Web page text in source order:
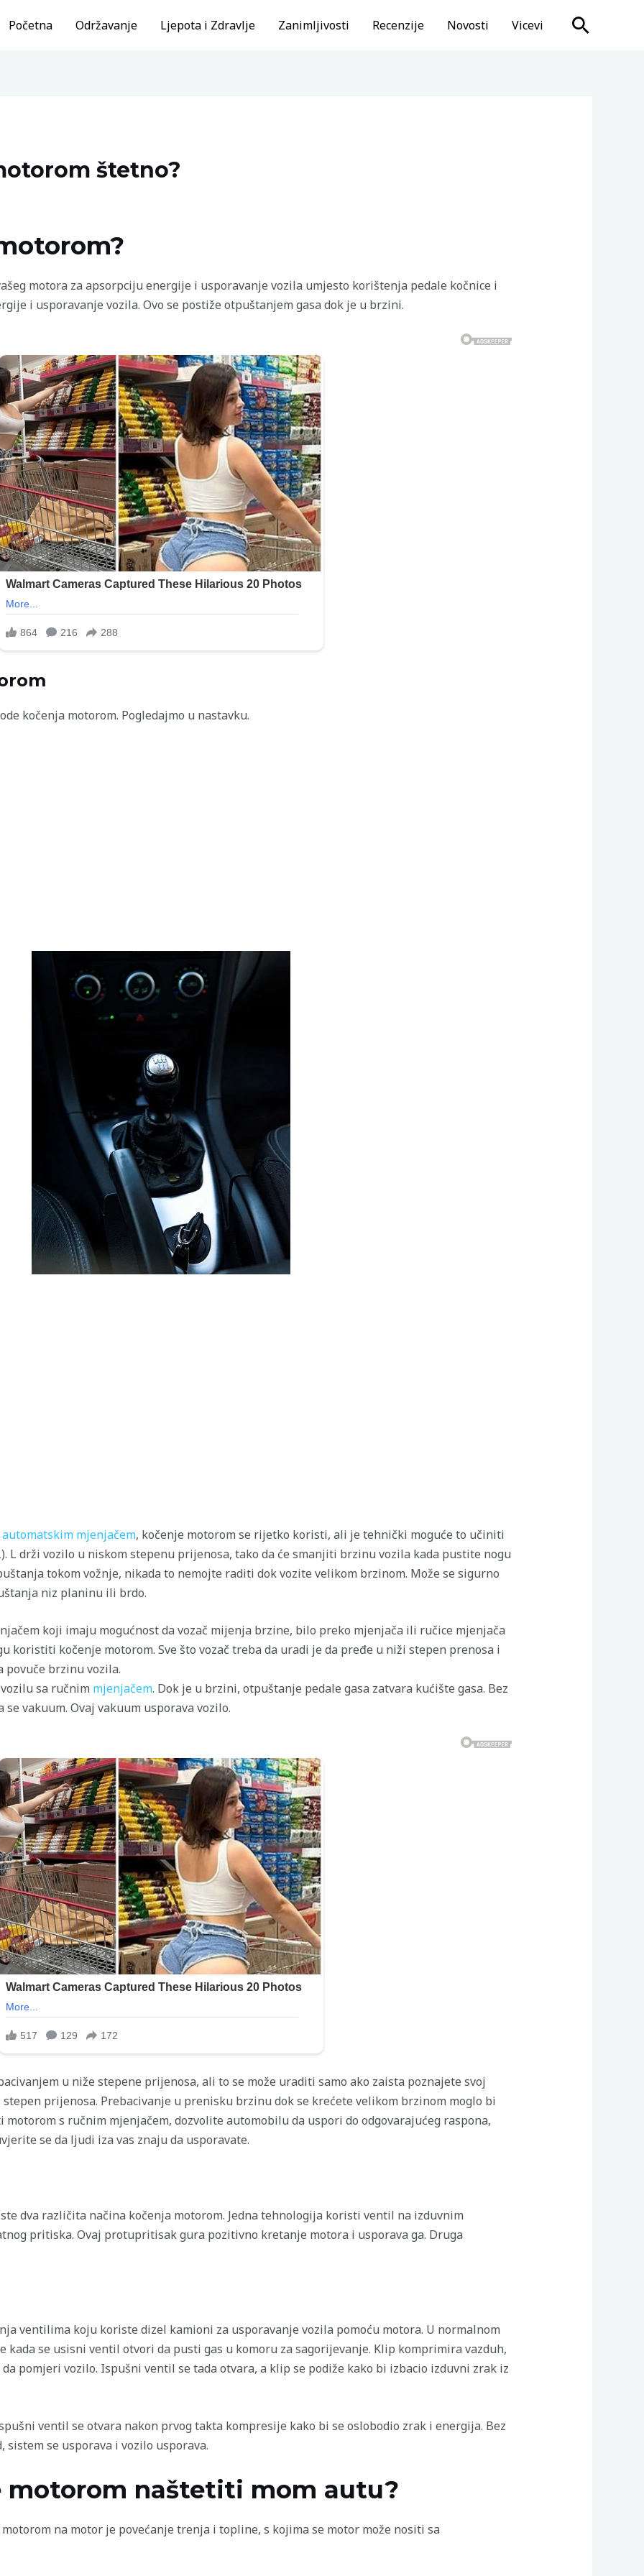
Početna Održavanje Ljepota i Zdravlje Zanimljivosti Recenzije Novosti Vicevi Search
štetno?
motora za apsorpciju energije i usporavanje vozila umjesto korištenja pedale kočnice i
i usporavanje vozila. Ovo se postiže otpuštanjem gasa dok je u brzini.
kočenja motorom. Pogledajmo u nastavku.
automatskim mjenjačem, kočenje motorom se rijetko koristi, ali je tehnički moguće to učiniti
L drži vozilo u niskom stepenu prijenosa, tako da će smanjiti brzinu vozila kada pustite nogu
tokom vožnje, nikada to nemojte raditi dok vozite velikom brzinom. Može se sigurno
niz planinu ili brdo.
koji imaju mogućnost da vozač mijenja brzine, bilo preko mjenjača ili ručice mjenjača
koristiti kočenje motorom. Sve što vozač treba da uradi je da pređe u niži stepen prenosa i
povuče brzinu vozila.
sa ručnim mjenjačem. Dok je u brzini, otpuštanje pedale gasa zatvara kućište gasa. Bez
vakuum. Ovaj vakuum usporava vozilo.
u niže stepene prijenosa, ali to se može uraditi samo ako zaista poznajete svoj
prijenosa. Prebacivanje u prenisku brzinu dok se krećete velikom brzinom moglo bi
motorom s ručnim mjenjačem, dozvolite automobilu da uspori do odgovarajućeg raspona,
se da ljudi iza vas znaju da usporavate.
dva različita načina kočenja motorom. Jedna tehnologija koristi ventil na izduvnim
pritiska. Ovaj protupritisak gura pozitivno kretanje motora i usporava ga. Druga
ventilima koju koriste dizel kamioni za usporavanje vozila pomoću motora. U normalnom
kada se usisni ventil otvori da pusti gas u komoru za sagorijevanje. Klip komprimira vazduh,
pomjeri vozilo. Ispušni ventil se tada otvara, a klip se podiže kako bi izbacio izduvni zrak iz
ventil se otvara nakon prvog takta kompresije kako bi se oslobodio zrak i energija. Bez
se usporava i vozilo usporava.
motorom naštetiti mom autu?
na motor je povećanje trenja i topline, s kojima se motor može nositi sa